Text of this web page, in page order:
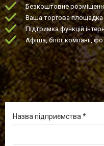
Безкоштовне
Ваша торгова площадка
Підтримка функцій
Афіша, блог компанії,
Назва підприємства